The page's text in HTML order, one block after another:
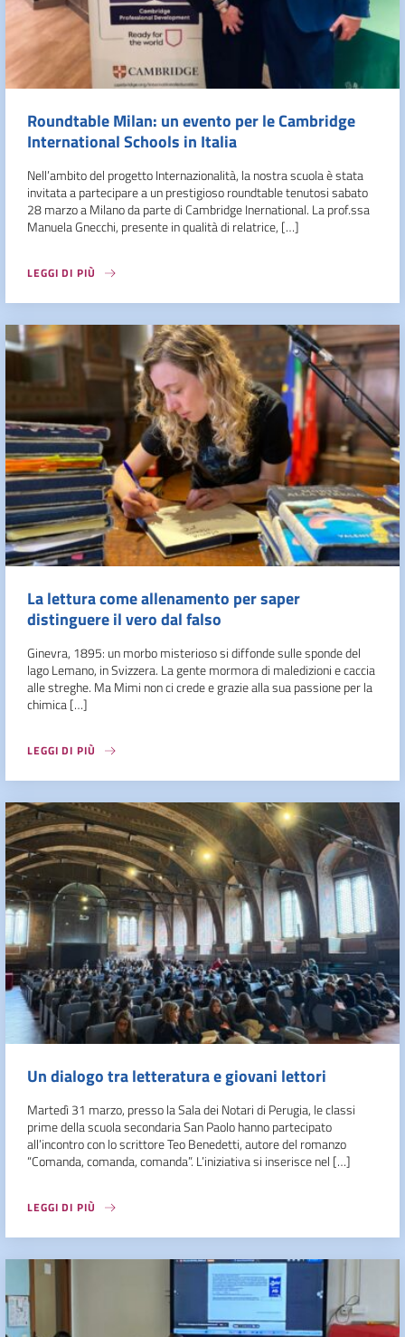
Roundtable Milan: un evento per le Cambridge
International Schools in Italia
Nell’ambito del progetto Internazionalità, la nostra scuola è stata
invitata a partecipare a un prestigioso roundtable tenutosi sabato
28 marzo a Milano da parte di Cambridge Inernational. La prof.ssa
Manuela Gnecchi, presente in qualità di relatrice, […]
LEGGI DI PIÙ
La lettura come allenamento per saper
distinguere il vero dal falso
Ginevra, 1895: un morbo misterioso si diffonde sulle sponde del
lago Lemano, in Svizzera. La gente mormora di maledizioni e caccia
alle streghe. Ma Mimi non ci crede e grazie alla sua passione per la
chimica […]
LEGGI DI PIÙ
Un dialogo tra letteratura e giovani lettori
Martedì 31 marzo, presso la Sala dei Notari di Perugia, le classi
prime della scuola secondaria San Paolo hanno partecipato
all’incontro con lo scrittore Teo Benedetti, autore del romanzo
“Comanda, comanda, comanda”. L’iniziativa si inserisce nel […]
LEGGI DI PIÙ